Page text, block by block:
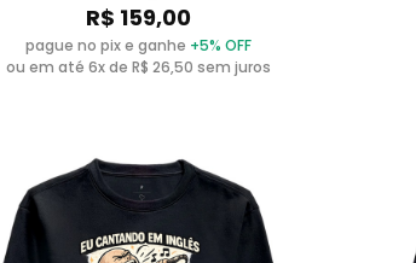
R$ 159,00
pague no pix e ganhe +5% OFF
ou em até 6x de R$ 26,50 sem juros